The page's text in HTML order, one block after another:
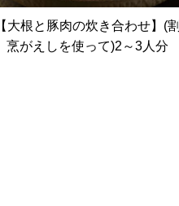
【大根と豚肉の炊き合わせ】(割
烹がえしを使って)2～3人分